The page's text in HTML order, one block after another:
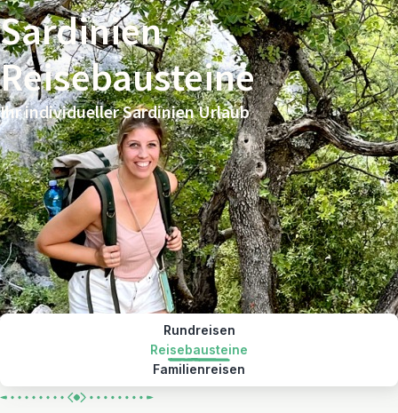
Sardinien
Reisebausteine
Ihr individueller Sardinien Urlaub
Rundreisen
Reisebausteine
Familienreisen